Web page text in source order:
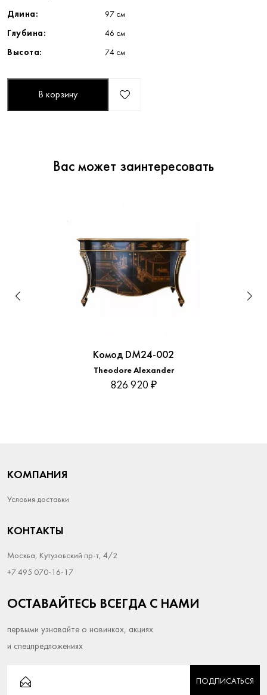
Длина: 97 см
Глубина: 46 см
Высота: 74 см
В корзину
Вас может заинтересовать
Комод DM24-002
Theodore Alexander
826 920 ₽
КОМПАНИЯ
Условия доставки
КОНТАКТЫ
Москва, Кутузовский пр-т, 4/2
+7 495 070-16-17
ОСТАВАЙТЕСЬ ВСЕГДА С НАМИ
первыми узнавайте о новинках, акциях
и спецпредложениях
ПОДПИСАТЬСЯ